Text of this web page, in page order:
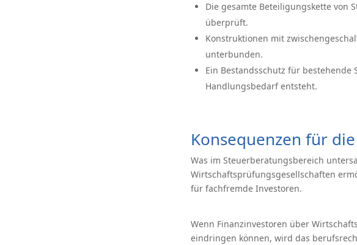
Die gesamte Beteiligungskette von
überprüft.
Konstruktionen mit
unterbunden.
Ein Bestandsschutz für
Handlungsbedarf entsteht.
Konsequenzen für
Was im Steuerberatungsbereich
Wirtschaftsprüfungsgesellschaften
für fachfremde Investoren.
Wenn Finanzinvestoren über
eindringen können, wird das